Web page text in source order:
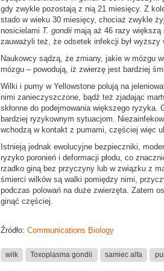
gdy zwykle pozostają z nią 21 miesięcy. Z
stado w wieku 30 miesięcy, chociaż zwykle
nosicielami T. gondiimają aż 46 razy większą
zauważyli też, że odsetek infekcji był wyższy
Naukowcy sądzą, że zmiany, jakie w mózgu
mózgu – powodują, iż zwierzę jest bardziej
Wilki i pumy w Yellowstone polują na
nimi zanieczyszczone, bądź też zjadając
skłonne do podejmowania większego
bardziej ryzykownym sytuacjom.
wchodzą w kontakt z pumami, częściej więc
Istnieją jednak ewolucyjne bezpieczniki,
ryzyko poronień i deformacji płodu, co
rzadko giną bez przyczyny lub w związku z
śmierci wilków są walki pomiędzy nimi,
podczas polowań na duże zwierzęta. Zatem
ginąć częściej.
Źródło: Communications Biology
wilk Toxoplasma gondii samiec alfa